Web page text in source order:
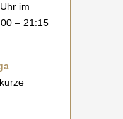
im
– 21:15